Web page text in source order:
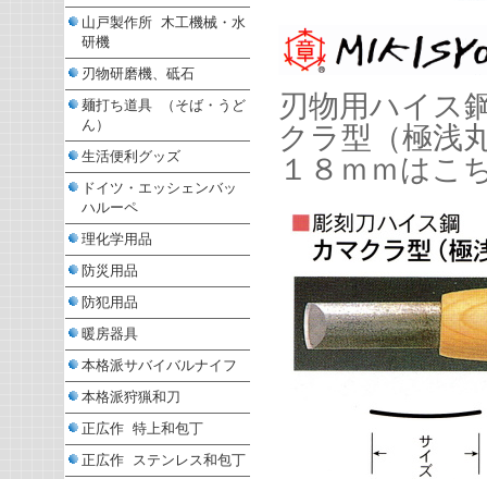
山戸製作所 木工機械・水
研機
刃物研磨機、砥石
麺打ち道具 （そば・うど
ん）
生活便利グッズ
ドイツ・エッシェンバッ
ハルーペ
理化学用品
防災用品
防犯用品
暖房器具
本格派サバイバルナイフ
本格派狩猟和刀
正広作 特上和包丁
正広作 ステンレス和包丁
刃物用ハイス
クラ型（極浅
１８ｍｍはこ